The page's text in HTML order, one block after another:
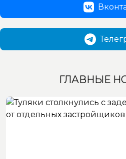
ГЛАВНЫЕ